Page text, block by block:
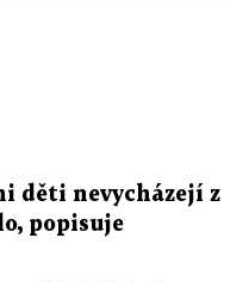
děti nevycházejí z
popisuje